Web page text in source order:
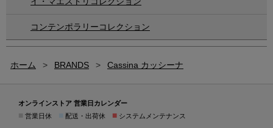
コンテンポラリーコレクション
ホーム > BRANDS > Cassina カッシーナ
オンラインストア 営業日カレンダー
営業日休 配送・出荷休 ■ システムメンテナンス